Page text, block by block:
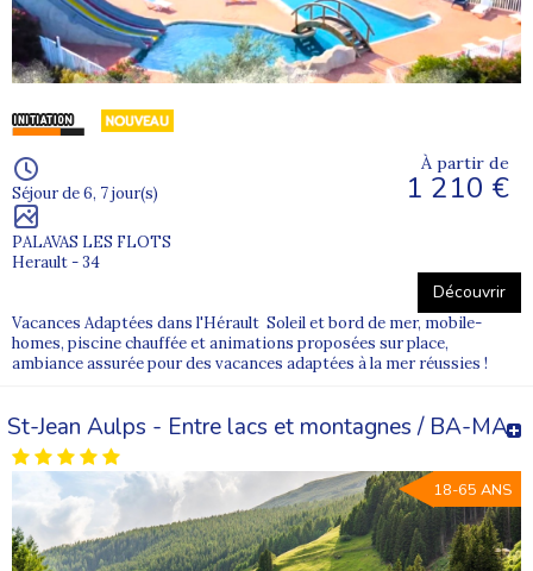
Séjour de 6, 7 jour(s)
PALAVAS LES FLOTS
Herault - 34
À partir de
1 210 €
Découvrir
Vacances Adaptées dans l'Hérault Soleil et bord de mer, mobile-
homes, piscine chauffée et animations proposées sur place,
ambiance assurée pour des vacances adaptées à la mer réussies !
St-Jean Aulps - Entre lacs et montagnes / BA-MA
18-65 ANS